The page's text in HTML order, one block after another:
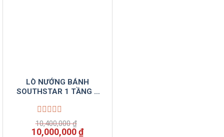
LÒ NƯỚNG BÁNH
SOUTHSTAR 1 TẦNG 2
Được
xếp
10,400,000₫
Giá
10,000,000₫Giá